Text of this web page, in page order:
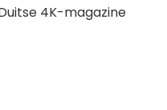
4K-magazine